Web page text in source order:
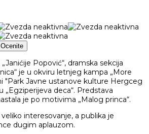
Popović“, dramska sekcija
je u okviru letnjeg kampa „More
"Park Javne ustanove kulture Hergceg
„Egziperijeva deca“. Predstava
je po motivima „Malog princa“.
interesovanje, a publika je
dugim aplauzom.